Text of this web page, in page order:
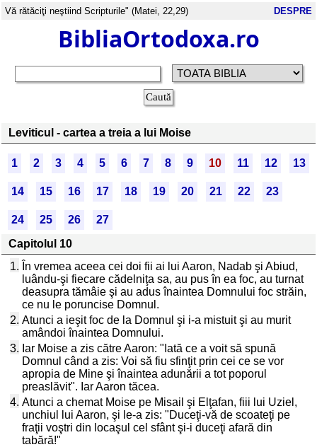
Vă rătăciţi neştiind Scripturile" (Matei, 22,29) DESPRE
BibliaOrtodoxa.ro
Leviticul - cartea a treia a lui Moise
1 2 3 4 5 6 7 8 9 10 11 12 13
14 15 16 17 18 19 20 21 22 23
24 25 26
27
Capitolul 10
1. În vremea aceea cei doi fii ai lui Aaron, Nadab şi Abiud,
luându-şi fiecare cădelniţa sa, au pus în ea foc, au turnat
deasupra tămâie şi au adus înaintea Domnului foc străin,
ce nu le poruncise Domnul.
2. Atunci a ieşit foc de la Domnul şi i-a mistuit şi au murit
amândoi înaintea Domnului.
3. Iar Moise a zis către Aaron: "Iată ce a voit să spună
Domnul când a zis: Voi să fiu sfinţit prin cei ce se vor
apropia de Mine şi înaintea adunării a tot poporul
preaslăvit". Iar Aaron tăcea.
4. Atunci a chemat Moise pe Misail şi Elţafan, fiii lui Uziel,
unchiul lui Aaron, şi le-a zis: "Duceţi-vă de scoateţi pe
fraţii voştri din locaşul cel sfânt şi-i duceţi afară din
tabără!"